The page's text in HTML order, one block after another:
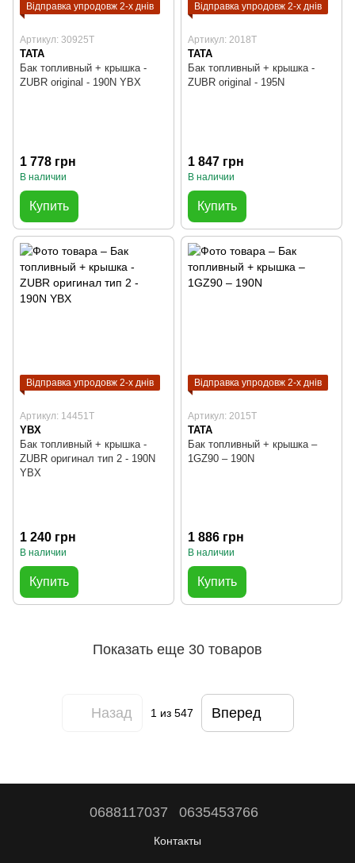
Відправка упродовж 2-х днів
Артикул: 30925T
TATA
Бак топливный + крышка -
ZUBR original - 190N YBX
1 778 грн
В наличии
Купить
Відправка упродовж 2-х днів
Артикул: 2018T
TATA
Бак топливный + крышка -
ZUBR original - 195N
1 847 грн
В наличии
Купить
Відправка упродовж 2-х днів
Артикул: 14451T
YBX
Бак топливный + крышка -
ZUBR оригинал тип 2 - 190N
YBX
1 240 грн
В наличии
Купить
Відправка упродовж 2-х днів
Артикул: 2015T
TATA
Бак топливный + крышка –
1GZ90 – 190N
1 886 грн
В наличии
Купить
Показать еще 30 товаров
Назад 1из 547 Вперед
0688117037 0635453766
Контакты